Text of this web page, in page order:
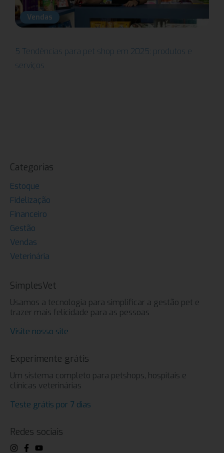
Vendas
5 Tendências para pet shop em 2025: produtos e
serviços
Categorias
Estoque
Fidelização
Financeiro
Gestão
Vendas
Veterinária
SimplesVet
Usamos a tecnologia para simplificar a gestão pet e
trazer mais felicidade para as pessoas
Visite nosso site
Experimente grátis
Um sistema completo para petshops, hospitais e
clínicas veterinárias
Teste grátis por 7 dias
Redes sociais